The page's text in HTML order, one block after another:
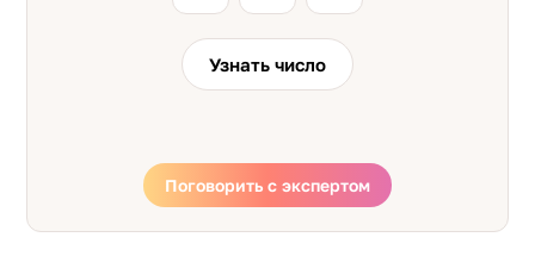
Узнать число
Поговорить с экспертом